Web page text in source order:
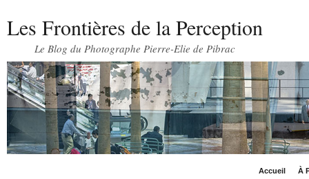
Les Frontières de la Perception
Le Blog du Photographe Pierre-Elie de Pibrac
Accueil À